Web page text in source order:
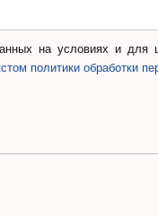
на условиях и
политики обработки